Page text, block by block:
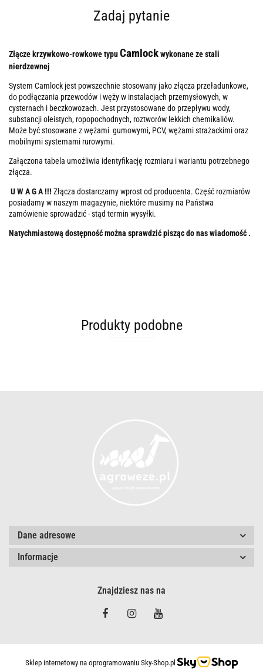
Zadaj pytanie
Złącze krzywkowo-rowkowe typuCamlockwykonane ze stali
nierdzewnej
System Camlock jest powszechnie stosowany jako złącza przeładunkowe,
do podłączania przewodów i węży w instalacjach przemysłowych, w
cysternach i beczkowozach. Jest przystosowane do przepływu wody,
substancji oleistych, ropopochodnych, roztworów lekkich chemikaliów.
Może być stosowane z wężami gumowymi, PCV, wężami strażackimi oraz
mobilnymi systemami rurowymi.
Załączona tabela umożliwia identyfikację rozmiaru i wariantu potrzebnego
złącza.
U W A G A !!! Złącza dostarczamy wprost od producenta. Część rozmiarów
posiadamy w naszym magazynie, niektóre musimy na Państwa
zamówienie sprowadzić - stąd termin wysyłki.
Natychmiastową dostępność można sprawdzić pisząc do nas wiadomość .
Produkty podobne
Dane adresowe
Informacje
Znajdziesz nas na
Sklep internetowy na oprogramowaniu Sky-Shop.pl